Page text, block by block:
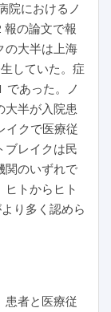
院におけるノ
の論文で報
の大半は上海
していた。症
であった。ノ
大半が入院患
イクで医療従
ブレイクは民
関のいずれで
ヒトからヒト
り多く認めら
患者と医療従